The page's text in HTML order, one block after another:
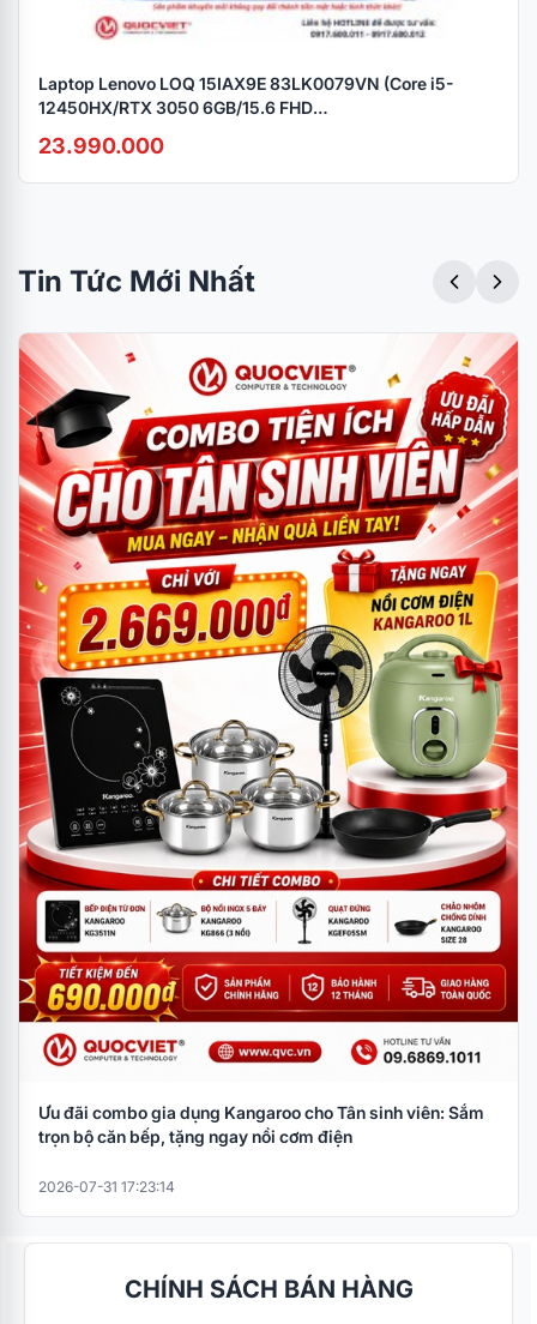
Laptop Lenovo LOQ 15IAX9E 83LK0079VN (Core i5-
12450HX/RTX 3050 6GB/15.6 FHD
23.990.000
Tin Tức Mới Nhất
Ưu đãi combo gia dụng Kangaroo cho Tân sinh viên: Sắm
trọn bộ căn bếp, tặng ngay nồi cơm điện
2026-07-31 17:23:14
CHÍNH SÁCH BÁN HÀNG